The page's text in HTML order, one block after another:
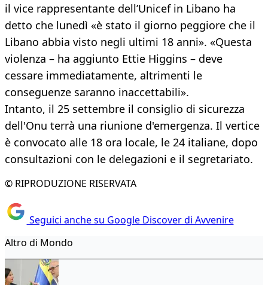
il vice rappresentante dell’Unicef in Libano ha
detto che lunedì «è stato il giorno peggiore che il
Libano abbia visto negli ultimi 18 anni». «Questa
violenza – ha aggiunto Ettie Higgins – deve
cessare immediatamente, altrimenti le
conseguenze saranno inaccettabili».
Intanto, il 25 settembre il consiglio di sicurezza
dell'Onu terrà una riunione d'emergenza. Il vertice
è convocato alle 18 ora locale, le 24 italiane, dopo
consultazioni con le delegazioni e il segretariato.
© RIPRODUZIONE RISERVATA
Seguici anche su Google Discover di Avvenire
Altro di Mondo